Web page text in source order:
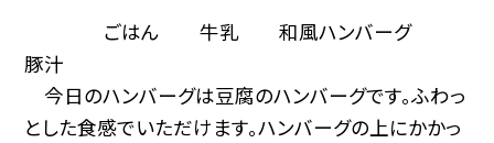
ごはん 牛乳 和風ハンバーグ
豚汁
今日のハンバーグは豆腐のハンバーグです。ふわっ
とした食感でいただけます。ハンバーグの上にかかっ